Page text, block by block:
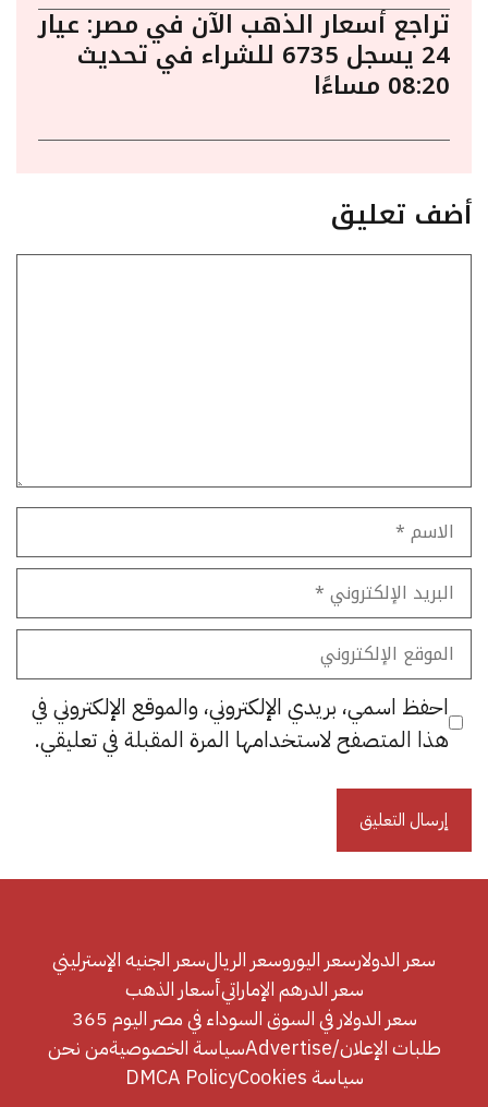
تراجع أسعار الذهب الآن في مصر: عيار
24 يسجل 6735 للشراء في تحديث
08:20 مساءًا
أضف تعليق
الاسم
البريد
الإلكتروني
الموقع
الإلكتروني
احفظ اسمي، بريدي الإلكتروني، والموقع الإلكتروني في
هذا المتصفح لاستخدامها المرة المقبلة في تعليقي.
سعر الدولارسعر اليوروسعر الريالسعر الجنيه الإسترليني
سعر الدرهم الإماراتيأسعار الذهب
سعر الدولار في السوق السوداء في مصر اليوم 365
طلبات الإعلان/Advertise
سياسة الخصوصيةمن نحن
سياسة Cookies
DMCA Policy